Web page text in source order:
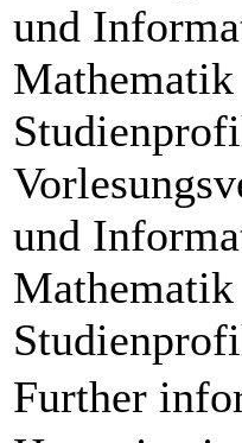
und
und
Further